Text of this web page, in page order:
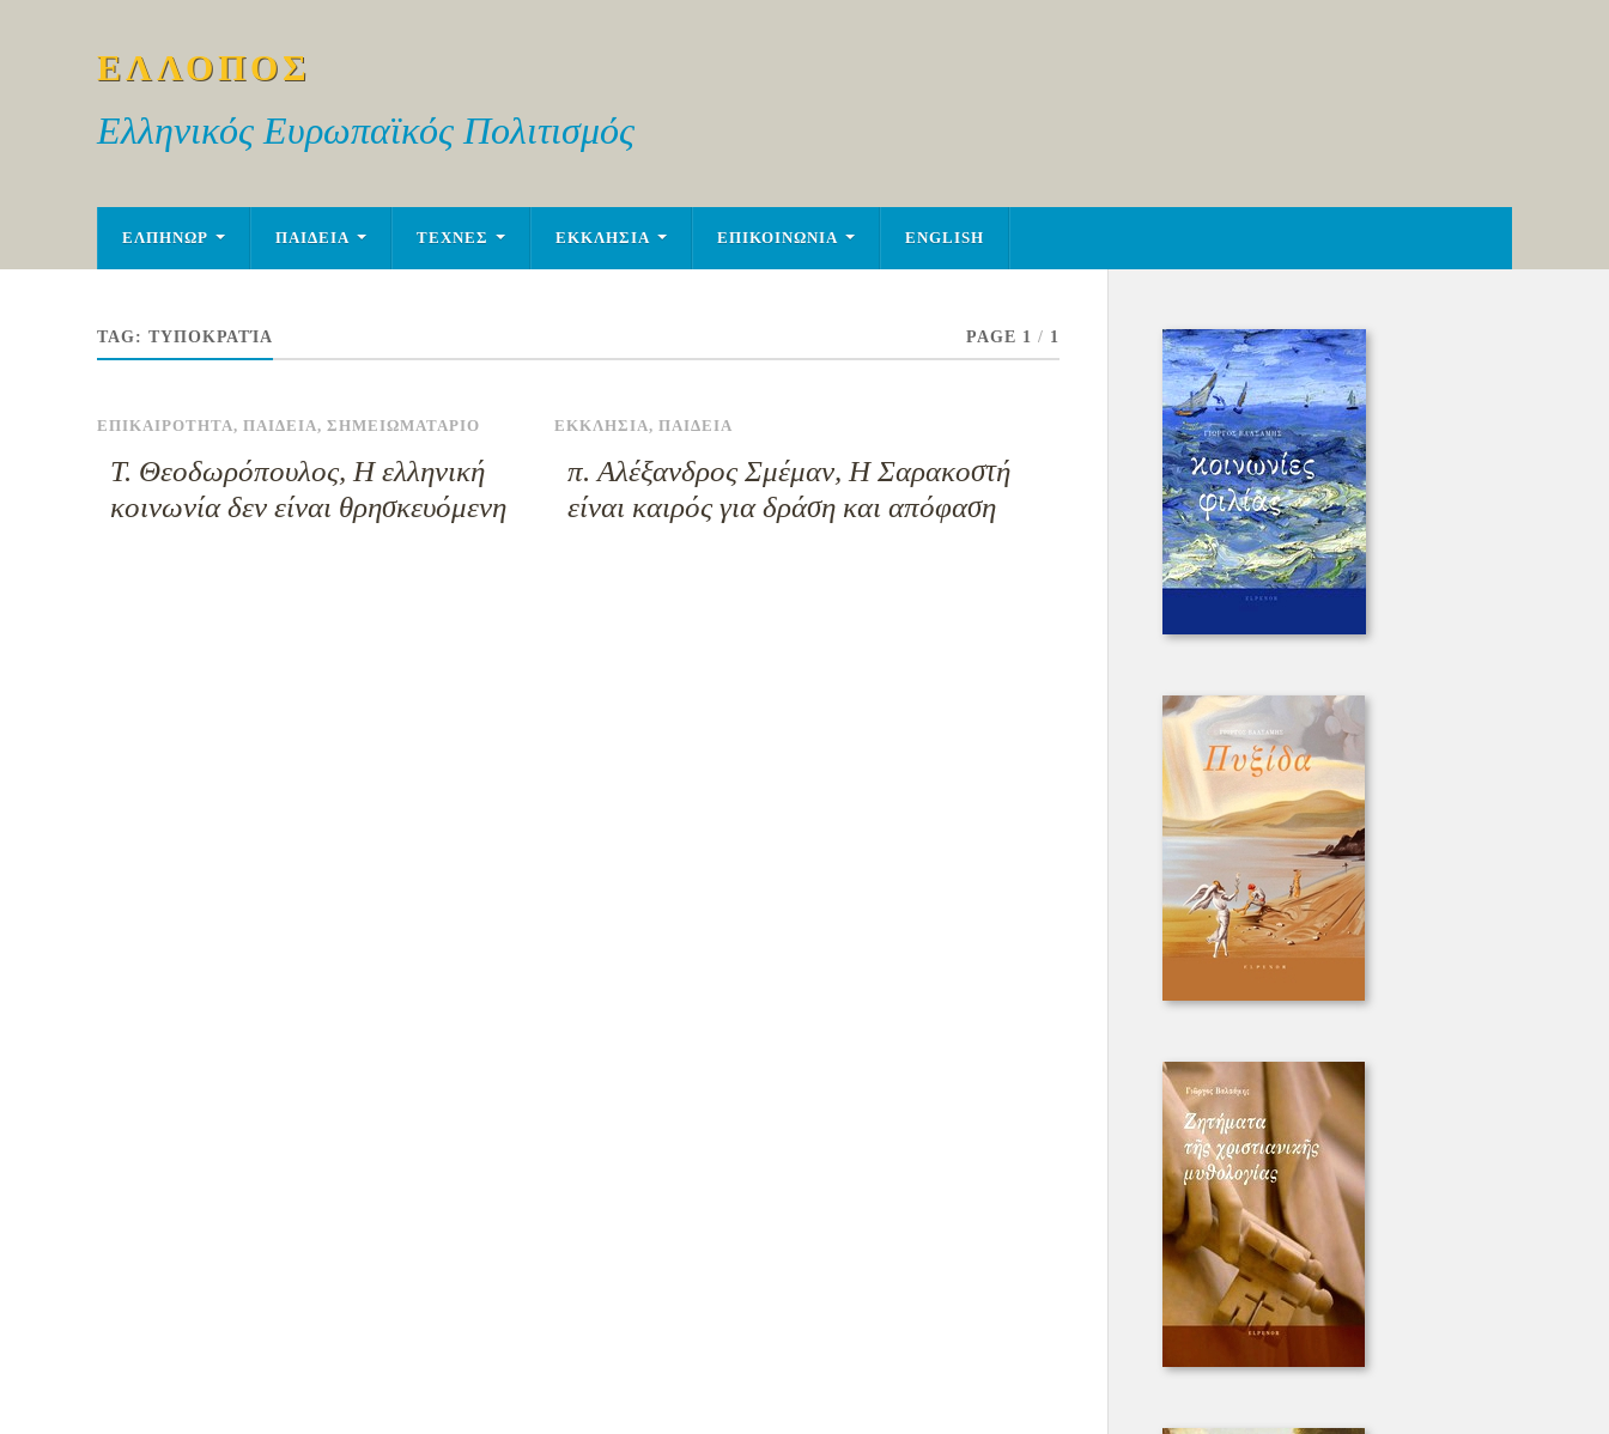
ΕΛΛΟΠΟΣ
Ελληνικός Ευρωπαϊκός Πολιτισμός
ΕΛΠΗΝΩΡ ΠΑΙΔΕΙΑ ΤΕΧΝΕΣ ΕΚΚΛΗΣΙΑ ΕΠΙΚΟΙΝΩΝΙΑ ENGLISH
TAG: ΤΥΠΟΚΡΑΤΊΑ PAGE 1 / 1
ΕΠΙΚΑΙΡΟΤΗΤΑ, ΠΑΙΔΕΙΑ, ΣΗΜΕΙΩΜΑΤΑΡΙΟ
Τ. Θεοδωρόπουλος, Η ελληνική
κοινωνία δεν είναι θρησκευόμενη
ΕΚΚΛΗΣΙΑ, ΠΑΙΔΕΙΑ
π. Αλέξανδρος Σμέμαν, Η Σαρακοστή
είναι καιρός για δράση και απόφαση